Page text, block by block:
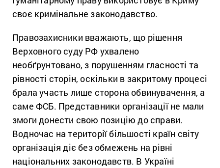
своє кримінальне законодавство.
Правозахисники вважають, що рішення
Верховного суду РФ ухвалено
необґрунтовано, з порушенням гласності та
рівності сторін, оскільки в закритому процесі
брала участь лише сторона обвинувачення, а
саме ФСБ. Представники організації не мали
змоги донести свою позицію до справи.
Водночас на території більшості країн світу
організація діє без обмежень на рівні
національних законодавств. В Україні